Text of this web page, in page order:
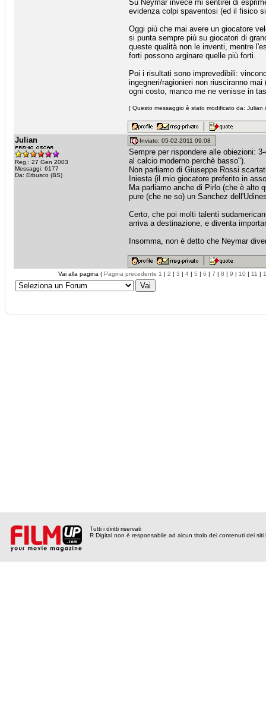
Su Neymar invece mi sentirei di
evidenza colpi spaventosi (ed il fisico
Oggi più che mai avere un giocatore
si punta sempre più su giocatori di
queste qualità non le inventi, mentre
forti possono arginare quelle più forti.
Poi i risultati sono imprevedibili:
ingegneri/ragionieri non riusciranno
ogni costo, manco me ne venisse in
[ Questo messaggio è stato modificato da: Julian
Julian
Reg.: 27 Gen 2003
Messaggi: 6177
Da: Erbusco (BS)
Inviato: 05-02-2011 09:08
Sempre per rispondere alle obiezioni:
al calcio moderno perchè basso").
Non parliamo di Giuseppe Rossi
Iniesta (il mio giocatore preferito in
Ma parliamo anche di Pirlo (che è alto
pure (che ne so) un Sanchez
Certo, che poi molti talenti
arriva a destinazione, e diventa
Insomma, non è detto che Neymar
Vai alla pagina ( Pagina precedente 1 | 2 | 3 | 4 | 5 | 6 | 7 | 8 | 9 | 10 | 11 |
Tutti i diritti riservati
R Digital non è responsabile ad alcun titolo dei contenuti dei siti